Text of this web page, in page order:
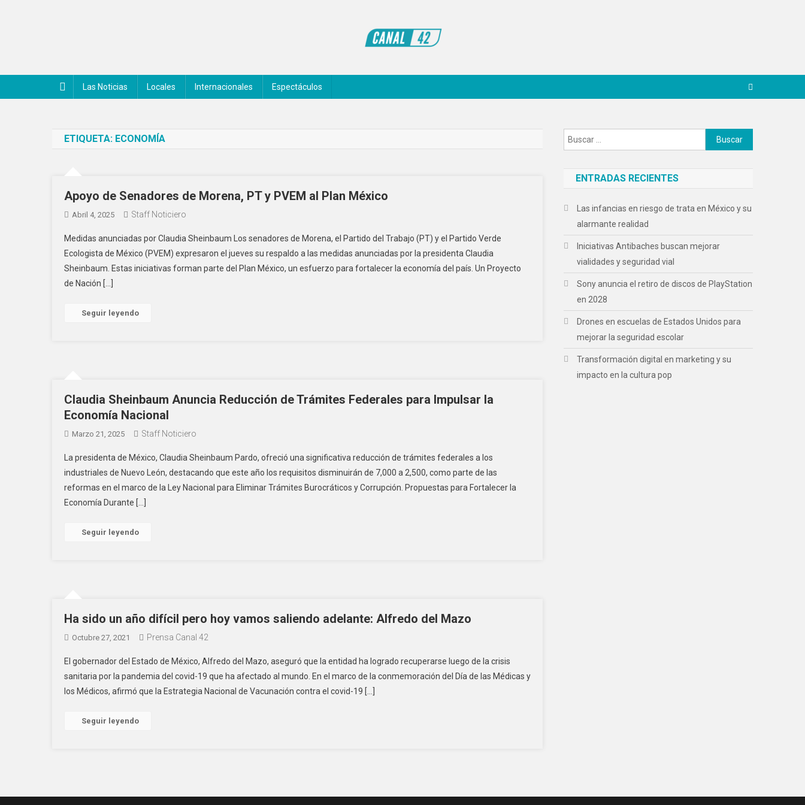
Las Noticias Locales Internacionales Espectáculos
ETIQUETA: ECONOMÍA
Apoyo de Senadores de Morena, PT y PVEM al Plan México
Abril 4, 2025 Staff Noticiero
Medidas anunciadas por Claudia Sheinbaum Los senadores de Morena, el Partido del Trabajo (PT) y el Partido Verde
Ecologista de México (PVEM) expresaron el jueves su respaldo a las medidas anunciadas por la presidenta Claudia
Sheinbaum. Estas iniciativas forman parte del Plan México, un esfuerzo para fortalecer la economía del país. Un Proyecto
de Nación […]
Seguir leyendo
Claudia Sheinbaum Anuncia Reducción de Trámites Federales para Impulsar la
Economía Nacional
Marzo 21, 2025 Staff Noticiero
La presidenta de México, Claudia Sheinbaum Pardo, ofreció una significativa reducción de trámites federales a los
industriales de Nuevo León, destacando que este año los requisitos disminuirán de 7,000 a 2,500, como parte de las
reformas en el marco de la Ley Nacional para Eliminar Trámites Burocráticos y Corrupción. Propuestas para Fortalecer la
Economía Durante […]
Seguir leyendo
Ha sido un año difícil pero hoy vamos saliendo adelante: Alfredo del Mazo
Octubre 27, 2021 Prensa Canal 42
El gobernador del Estado de México, Alfredo del Mazo, aseguró que la entidad ha logrado recuperarse luego de la crisis
sanitaria por la pandemia del covid-19 que ha afectado al mundo. En el marco de la conmemoración del Día de las Médicas y
los Médicos, afirmó que la Estrategia Nacional de Vacunación contra el covid-19 […]
Seguir leyendo
Buscar:
ENTRADAS RECIENTES
Las infancias en riesgo de trata en México y su
alarmante realidad
Iniciativas Antibaches buscan mejorar
vialidades y seguridad vial
Sony anuncia el retiro de discos de PlayStation
en 2028
Drones en escuelas de Estados Unidos para
mejorar la seguridad escolar
Transformación digital en marketing y su
impacto en la cultura pop